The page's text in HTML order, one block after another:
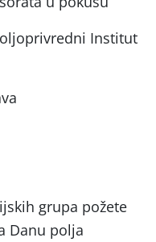
Institut
grupa požete
Danu polja